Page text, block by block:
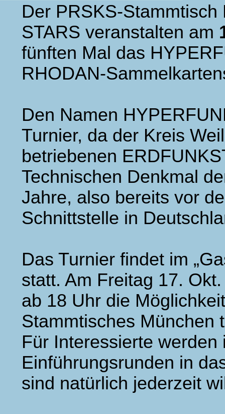
Der PRSKS-
STARS veranstalten am
fünften Mal das
RHODAN-
Den Namen
Turnier, da der Kreis
betriebenen
Technischen Denkmal
Jahre, also bereits vor
Schnittstelle in
Das Turnier findet im
statt. Am Freitag 17.
ab 18 Uhr die
Stammtisches München
Für Interessierte
Einführungsrunden in
sind natürlich jederzeit